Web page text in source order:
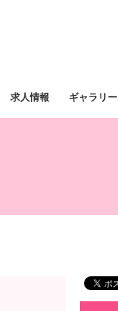
求人情報 ギャラリー